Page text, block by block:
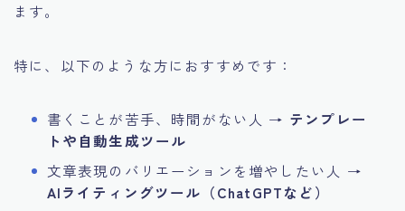
ます。
特に、以下のような方におすすめです：
書くことが苦手、時間がない人 → テンプレー
トや自動生成ツール
文章表現のバリエーションを増やしたい人 →
AIライティングツール（ChatGPTなど）